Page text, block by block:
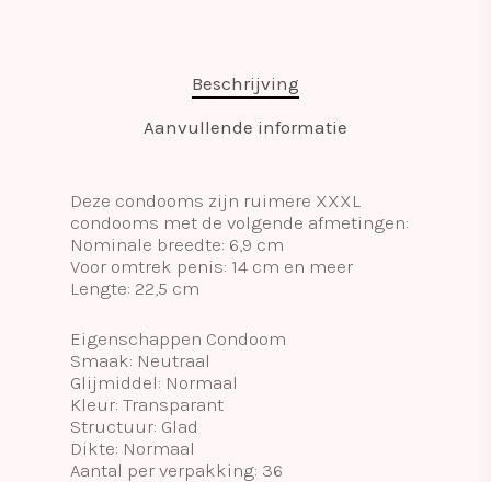
Beschrijving
Aanvullende informatie
Deze condooms zijn ruimere XXXL
condooms met de volgende afmetingen:
Nominale breedte: 6,9 cm
Voor omtrek penis: 14 cm en meer
Lengte: 22,5 cm
Eigenschappen Condoom
Smaak: Neutraal
Glijmiddel: Normaal
Kleur: Transparant
Structuur: Glad
Dikte: Normaal
Aantal per verpakking: 36